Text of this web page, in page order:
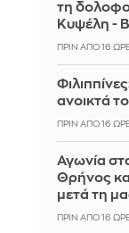
τη
Κυψέλη -
ΠΡΙΝ ΑΠΌ 16
ανοικτά
ΠΡΙΝ ΑΠΌ 16
Αγωνία
Θρήνος
μετά τη
ΠΡΙΝ ΑΠΌ 16